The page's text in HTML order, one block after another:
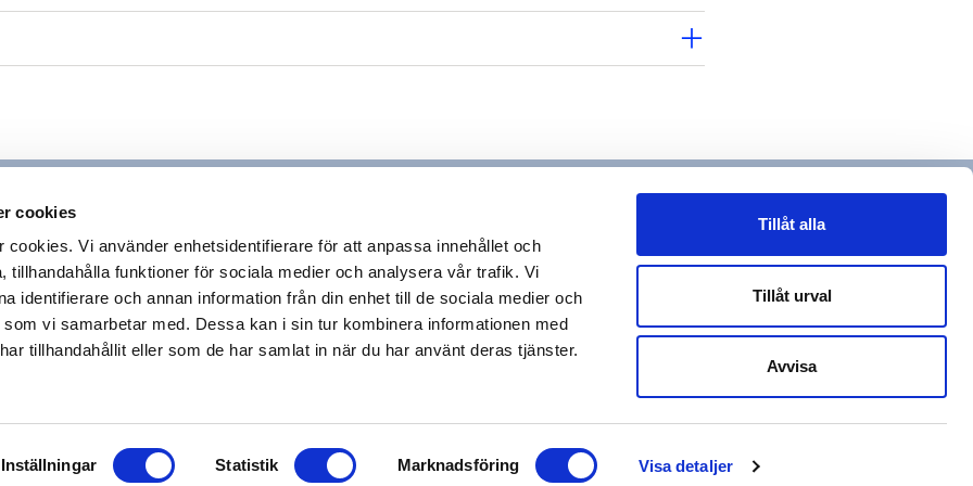
cookies
cookies. Vi använder enhetsidentifierare för att anpassa innehållet och
tillhandahålla funktioner för sociala medier och analysera vår trafik. Vi
identifierare och annan information från din enhet till de sociala medier och
vi samarbetar med. Dessa kan i sin tur kombinera informationen med
tillhandahållit eller som de har samlat in när du har använt deras tjänster.
Inställningar Statistik Marknadsföring Visa detaljer
Tillåt alla
Tillåt urval
Avvisa
1950 kr
2000 kr